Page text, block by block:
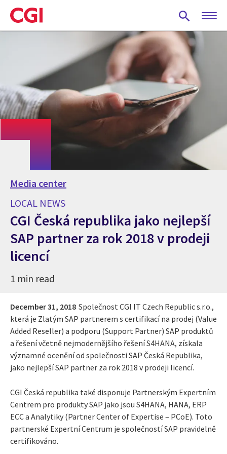
Skip
to
main
Media center
LOCAL NEWS
CGI Česká republika jako nejlepší
SAP partner za rok 2018 v prodeji
licencí
1 min read
December 31, 2018 Společnost CGI IT Czech Republic s.r.o.,
která je Zlatým SAP partnerem s certifikací na prodej (Value
Added Reseller) a podporu (Support Partner) SAP produktů
a řešení včetně nejmodernějšího řešení S4HANA, získala
významné ocenění od společnosti SAP Česká Republika,
jako nejlepší SAP partner za rok 2018 v prodeji licencí.
CGI Česká republika také disponuje Partnerským Expertním
Centrem pro produkty SAP jako jsou S4HANA, HANA, ERP
ECC a Analytiky (Partner Center of Expertise – PCoE). Toto
partnerské Expertní Centrum je společností SAP pravidelně
certifikováno.